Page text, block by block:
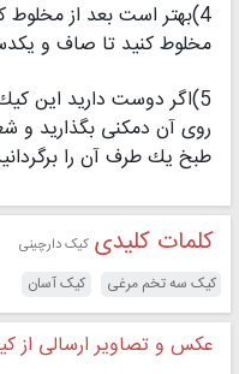
4)بهتر است بعد از مخلوط
مخلوط كنید تا صاف و
5)اگر دوست دارید این
روی آن دمكنی بگذارید و
طبخ یك طرف آن را
کلمات کلیدی کیک دارچینی
کیک سه تخم مرغی کیک آسان
عکس و تصاویر ارسالی از